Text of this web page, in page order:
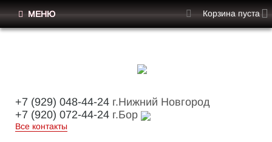
+7 (929) 048-44-24 г.Нижний Новгород
+7 (920) 072-44-24 г.Бор
Все контакты
МЕНЮ Корзина пуста